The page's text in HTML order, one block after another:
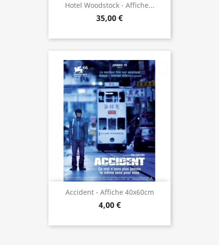
Hotel Woodstock - Affiche...
35,00 €
Accident - Affiche 40x60cm
4,00 €